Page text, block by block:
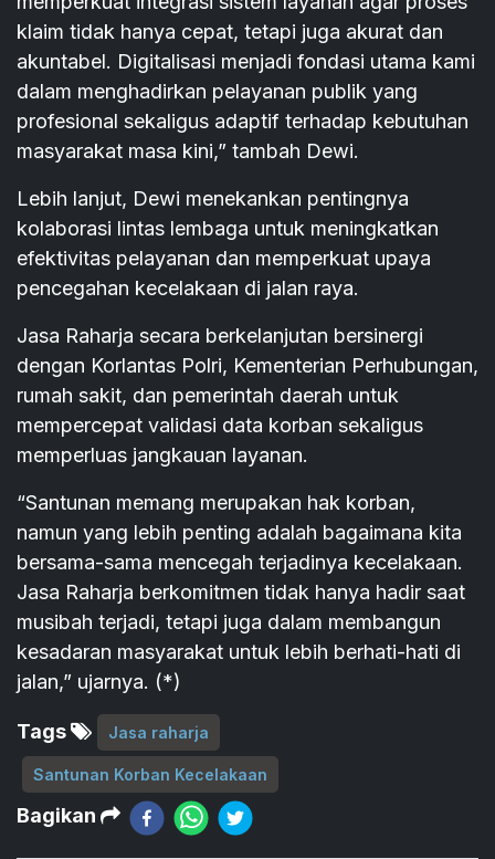
klaim tidak hanya cepat, tetapi juga akurat dan
akuntabel. Digitalisasi menjadi fondasi utama kami
dalam menghadirkan pelayanan publik yang
profesional sekaligus adaptif terhadap kebutuhan
masyarakat masa kini,” tambah Dewi.
Lebih lanjut, Dewi menekankan pentingnya
kolaborasi lintas lembaga untuk meningkatkan
efektivitas pelayanan dan memperkuat upaya
pencegahan kecelakaan di jalan raya.
Jasa Raharja secara berkelanjutan bersinergi
dengan Korlantas Polri, Kementerian Perhubungan,
rumah sakit, dan pemerintah daerah untuk
mempercepat validasi data korban sekaligus
memperluas jangkauan layanan.
“Santunan memang merupakan hak korban,
namun yang lebih penting adalah bagaimana kita
bersama-sama mencegah terjadinya kecelakaan.
Jasa Raharja berkomitmen tidak hanya hadir saat
musibah terjadi, tetapi juga dalam membangun
kesadaran masyarakat untuk lebih berhati-hati di
jalan,” ujarnya. (*)
Tags Jasa raharja
Santunan Korban Kecelakaan
Bagikan